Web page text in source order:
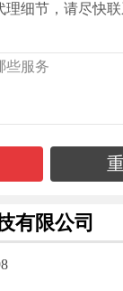
理细节，请尽快
有限公司